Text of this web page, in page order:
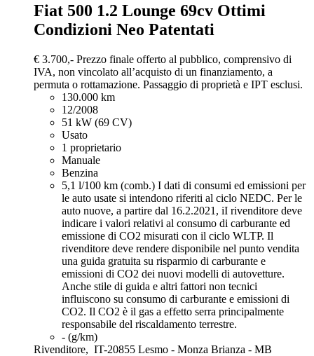
Fiat 500 1.2 Lounge 69cv Ottimi
Condizioni Neo Patentati
€ 3.700,- Prezzo finale offerto al pubblico, comprensivo di
IVA, non vincolato all’acquisto di un finanziamento, a
permuta o rottamazione. Passaggio di proprietà e IPT esclusi.
130.000 km
12/2008
51 kW (69 CV)
Usato
1 proprietario
Manuale
Benzina
5,1 l/100 km (comb.) I dati di consumi ed emissioni per
le auto usate si intendono riferiti al ciclo NEDC. Per le
auto nuove, a partire dal 16.2.2021, iI rivenditore deve
indicare i valori relativi al consumo di carburante ed
emissione di CO2 misurati con il ciclo WLTP. Il
rivenditore deve rendere disponibile nel punto vendita
una guida gratuita su risparmio di carburante e
emissioni di CO2 dei nuovi modelli di autovetture.
Anche stile di guida e altri fattori non tecnici
influiscono su consumo di carburante e emissioni di
CO2. Il CO2 è il gas a effetto serra principalmente
responsabile del riscaldamento terrestre.
- (g/km)
Rivenditore, IT-20855 Lesmo - Monza Brianza - MB